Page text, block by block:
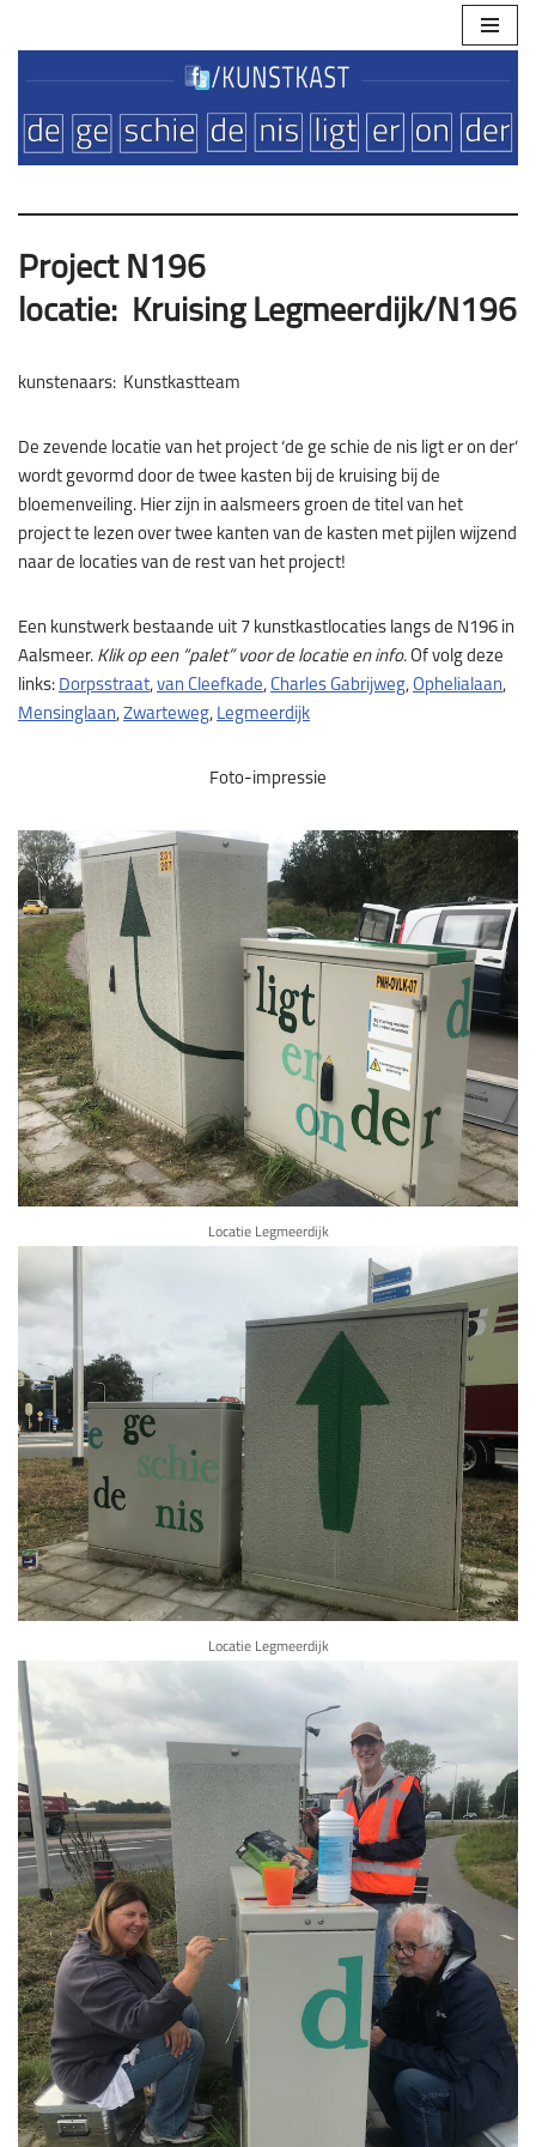
de
inhoud
Project N196
locatie: Kruising Legmeerdijk/N196
kunstenaars: Kunstkastteam
De zevende locatie van het project ‘de ge schie de nis ligt er on der’
wordt gevormd door de twee kasten bij de kruising bij de
bloemenveiling. Hier zijn in aalsmeers groen de titel van het
project te lezen over twee kanten van de kasten met pijlen wijzend
naar de locaties van de rest van het project!
Een kunstwerk bestaande uit 7 kunstkastlocaties langs de N196 in
Aalsmeer. Klik op een “palet” voor de locatie en info. Of volg deze
links: Dorpsstraat, van Cleefkade, Charles Gabrijweg, Ophelialaan,
Mensinglaan, Zwarteweg, Legmeerdijk
Foto-impressie
Locatie Legmeerdijk
Locatie Legmeerdijk